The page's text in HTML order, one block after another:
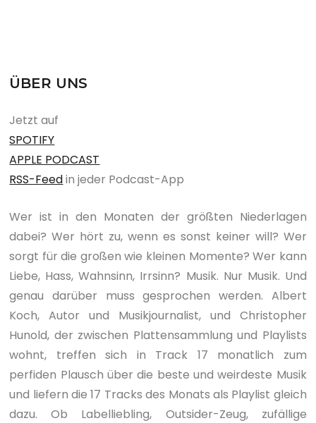
ÜBER UNS
Jetzt auf
SPOTIFY
APPLE PODCAST
RSS-Feedin jeder Podcast-App
Wer ist in den Monaten der größten Niederlagen
dabei? Wer hört zu, wenn es sonst keiner will? Wer
sorgt für die großen wie kleinen Momente? Wer kann
Liebe, Hass, Wahnsinn, Irrsinn? Musik. Nur Musik. Und
genau darüber muss gesprochen werden. Albert
Koch, Autor und Musikjournalist, und Christopher
Hunold, der zwischen Plattensammlung und Playlists
wohnt, treffen sich in Track 17 monatlich zum
perfiden Plausch über die beste und weirdeste Musik
und liefern die 17 Tracks des Monats als Playlist gleich
dazu. Ob Labelliebling, Outsider-Zeug, zufällige